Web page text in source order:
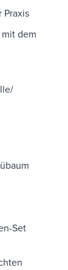
Praxis
dem
Set